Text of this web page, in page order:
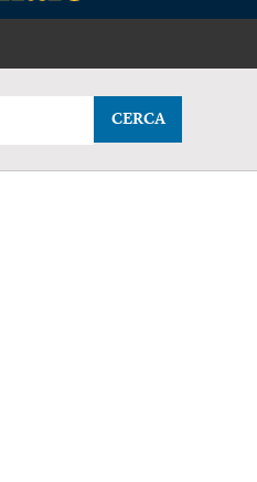
CERCA